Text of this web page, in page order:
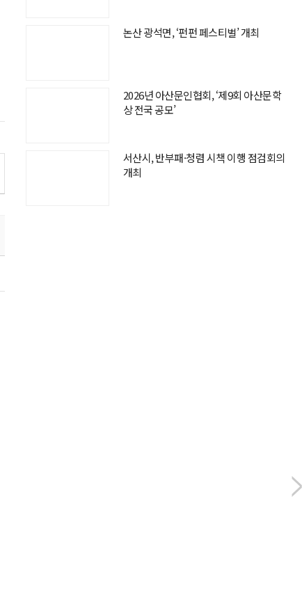
논산 광석면, ‘펀펀 페스티벌’ 개최
2026년 아산문인협회, ‘제9회 아산문학
상 전국 공모’
서산시, 반부패·청렴 시책 이행 점검회의
개최